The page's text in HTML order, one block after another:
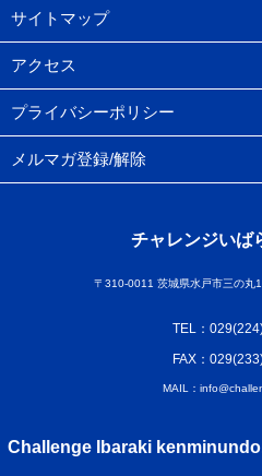
サイトマップ
アクセス
プライバシーポリシー
メルマガ登録/解除
チャレンジいば
〒310-0011 茨城県水戸市三の丸
TEL：
FAX：
MAIL：
Challenge Ibaraki